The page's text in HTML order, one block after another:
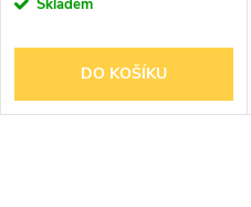
Skladem
DO KOŠÍKU